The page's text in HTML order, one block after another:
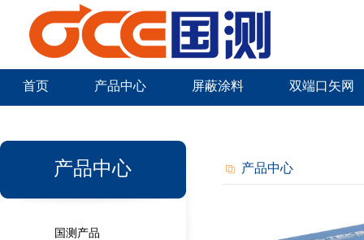
首页 产品中心 屏蔽涂料 双端口矢网
产品中心
国测产品
产品中心